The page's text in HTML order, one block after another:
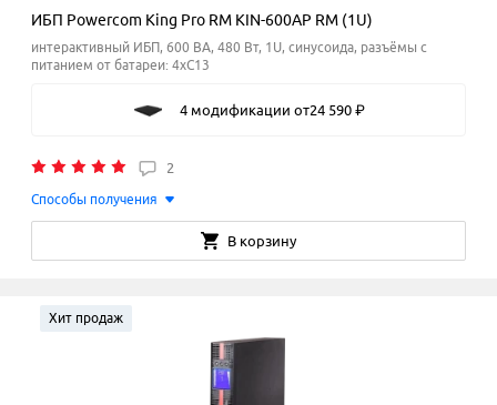
ИБП Powercom King Pro RM KIN-600AP RM (1U)
интерактивный ИБП, 600 ВА, 480 Вт, 1U, синусоида, разъёмы с
питанием от батареи: 4xC13
4 модификации от24 590 ₽
2
Способы получения
В корзину
Хит продаж